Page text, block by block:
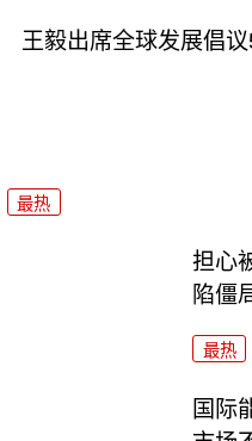
王毅出席全球发展倡
最热
担心
陷僵
最热
国际